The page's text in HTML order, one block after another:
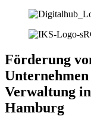
Förderung
Verwaltung
Hamburg